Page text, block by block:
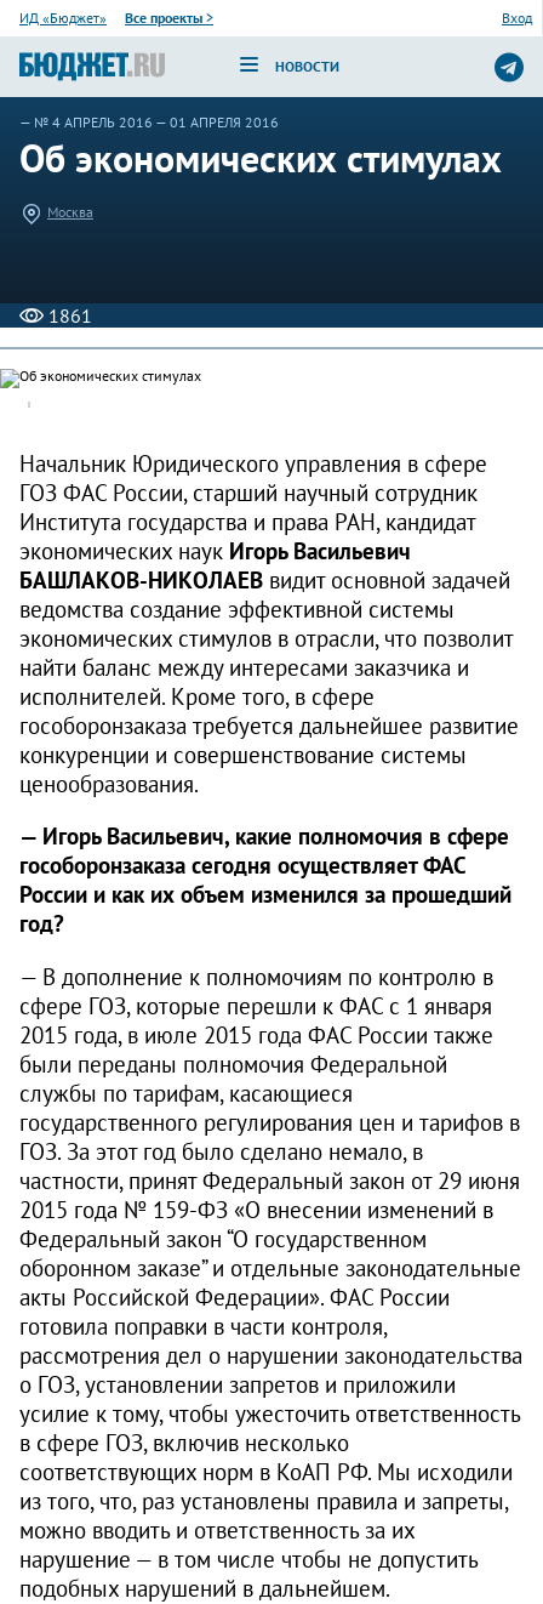
ИД «Бюджет» Все проекты > Вход
НОВОСТИ
— № 4 АПРЕЛЬ 2016 — 01 АПРЕЛЯ 2016
Об экономических стимулах
Москва
1861
Начальник Юридического управления в сфере
ГОЗ ФАС России, старший научный сотрудник
Института государства и права РАН, кандидат
экономических наук Игорь Васильевич
БАШЛАКОВ-НИКОЛАЕВ видит основной задачей
ведомства создание эффективной системы
экономических стимулов в отрасли, что позволит
найти баланс между интересами заказчика и
исполнителей. Кроме того, в сфере
гособоронзаказа требуется дальнейшее развитие
конкуренции и совершенствование системы
ценообразования.
— Игорь Васильевич, какие полномочия в сфере
гособоронзаказа сегодня осуществляет ФАС
России и как их объем изменился за прошедший
год?
— В дополнение к полномочиям по контролю в
сфере ГОЗ, которые перешли к ФАС с 1 января
2015 года, в июле 2015 года ФАС России также
были переданы полномочия Федеральной
службы по тарифам, касающиеся
государственного регулирования цен и тарифов в
ГОЗ. За этот год было сделано немало, в
частности, принят Федеральный закон от 29 июня
2015 года № 159‑ФЗ «О внесении изменений в
Федеральный закон “О государственном
оборонном заказе” и отдельные законодательные
акты Российской Федерации». ФАС России
готовила поправки в части контроля,
рассмотрения дел о нарушении законодательства
о ГОЗ, установлении запретов и приложили
усилие к тому, чтобы ужесточить ответственность
в сфере ГОЗ, включив несколько
соответствующих норм в КоАП РФ. Мы исходили
из того, что, раз установлены правила и запреты,
можно вводить и ответственность за их
нарушение — в том числе чтобы не допустить
подобных нарушений в дальнейшем.